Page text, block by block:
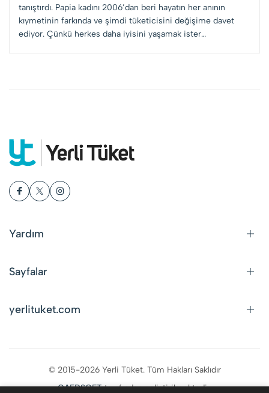
tanıştırdı. Papia kadını 2006’dan beri hayatın her anının
kıymetinin farkında ve şimdi tüketicisini değişime davet
ediyor. Çünkü herkes daha iyisini yaşamak ister…
Yardım
Sayfalar
yerlituket.com
© 2015-2026 Yerli Tüket. Tüm Hakları Saklıdır
CAFDSOFTtarafından geliştirilmektedir.